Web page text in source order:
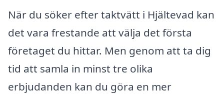
När du söker efter taktvätt i Hjältevad kan
det vara frestande att välja det första
företaget du hittar. Men genom att ta dig
tid att samla in minst tre olika
erbjudanden kan du göra en mer